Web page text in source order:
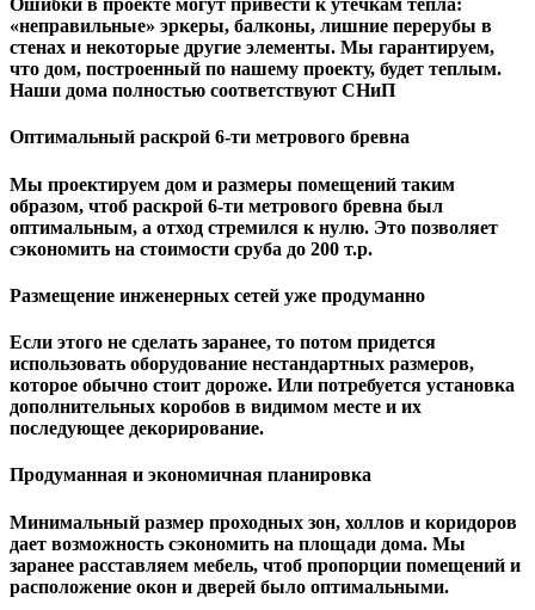
Ошибки в проекте могут привести к утечкам тепла:
«неправильные» эркеры, балконы, лишние перерубы в
стенах и некоторые другие элементы. Мы гарантируем,
чтo дом, построенный по нашему проекту, будет теплым.
Наши дома полностью соответствуют СНиП
Оптимальный раскрой 6-ти метрового бревна
Мы проектируем дом и размеры помещений таким
образом, чтоб раскрой 6-ти метрового бревна был
оптимальным, а отход стремился к нулю. Это позволяет
сэкономить на стоимости сруба до 200 т.р.
Размещение инженерных сетей уже продуманно
Если этого не сделать заранее, то потом придется
использовать оборудование нестандартных размеров,
которое обычно стоит дороже. Или потребуется установка
дополнительных коробов в видимом месте и их
последующее декорирование.
Продуманная и экономичная планировка
Минимальный размер проходных зон, холлов и коридоров
дает возможность сэкономить на площади дома. Мы
заранее расставляем мебель, чтоб пропорции помещений и
расположение окон и дверей было оптимальными.